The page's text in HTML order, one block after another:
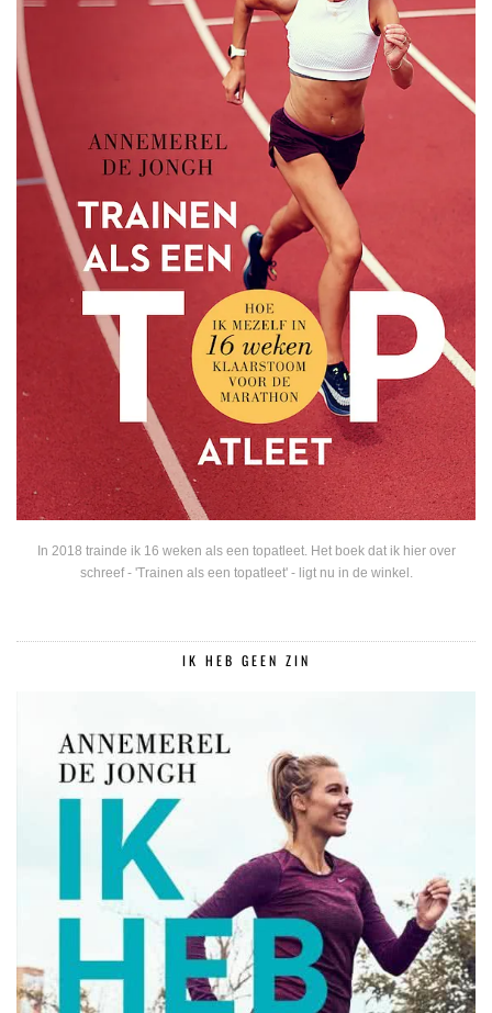
In 2018 trainde ik 16 weken als een topatleet. Het boek dat ik hier over
schreef - 'Trainen als een topatleet' - ligt nu in de winkel.
IK HEB GEEN ZIN